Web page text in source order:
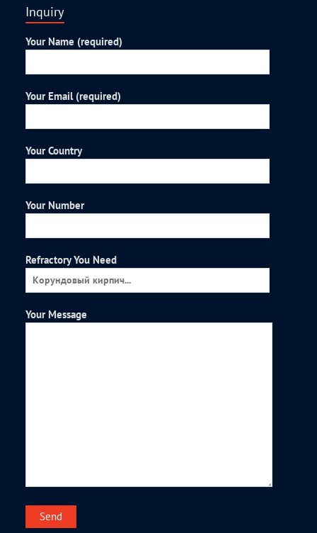
Inquiry
Your Name (required)
Your Email (required)
Your Country
Your Number
Refractory You Need
Your Message